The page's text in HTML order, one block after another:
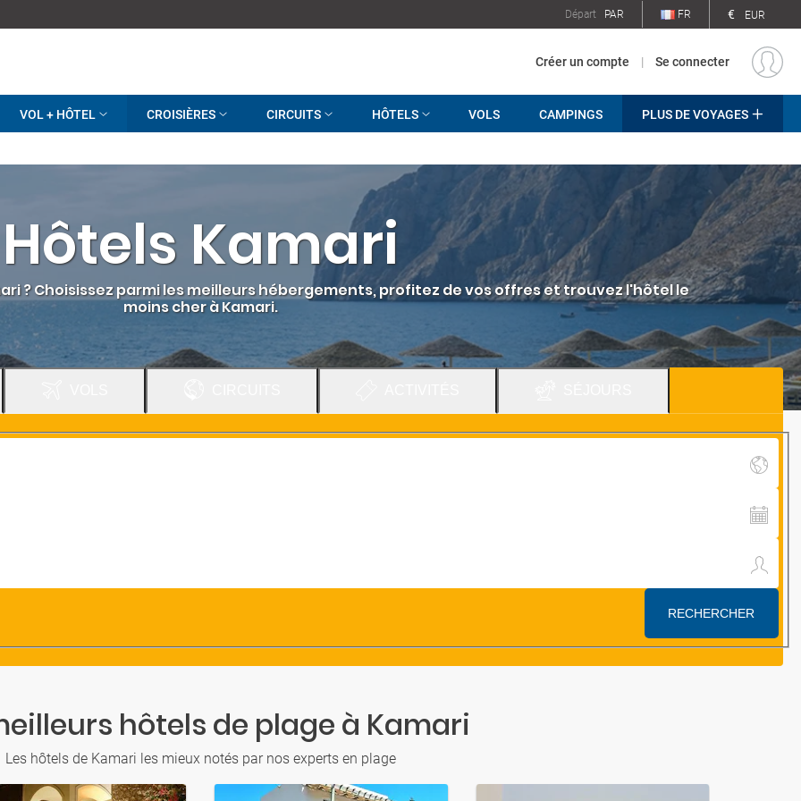
Départ PAR FR € EUR
Créer un compte | Se connecter
VOL + HÔTEL CROISIÈRES CIRCUITS HÔTELS VOLS CAMPINGS PLUS DE VOYAGES
Hôtels Kamari
? Choisissez parmi les meilleurs hébergements, profitez de vos offres et trouvez l'hôtel le
moins cher à Kamari.
hôtels de plage à Kamari
Les hôtels de Kamari les mieux notés par nos experts en plage